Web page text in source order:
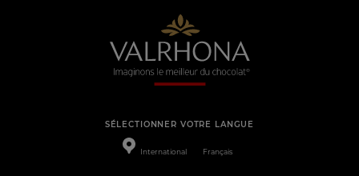
SÉLECTIONNER VOTRE LANGUE
International Français